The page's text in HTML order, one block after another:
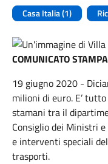
Casa Italia (1)
COMUNICATO
19 giugno 2020 -
milioni di euro. E’
stamani tra il
Consiglio dei Ministri
e interventi speciali
trasporti.